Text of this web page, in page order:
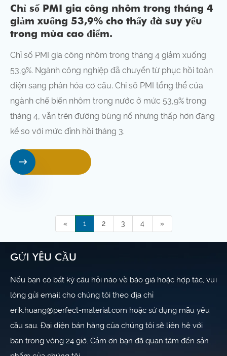
Chỉ số PMI gia công nhôm trong tháng 4
giảm xuống 53,9% cho thấy đà suy yếu
trong mùa cao điểm.
Chỉ số PMI gia công nhôm trong tháng 4 giảm xuống
53,9%. Ngành công nghiệp đã chuyển từ phục hồi toàn
diện sang phân hóa cơ cấu. Chỉ số PMI tổng thể của
ngành chế biến nhôm trong nước ở mức 53,9% trong
tháng 4, vẫn trên đường bùng nổ nhưng thấp hơn đáng
kể so với mức đỉnh hồi tháng 3.

« 1 2 3 4 »
GỬI YÊU CẦU
Nếu bạn có bất kỳ câu hỏi nào về báo giá hoặc hợp tác, vui
lòng gửi email cho chúng tôi theo địa chỉ
erik.huang@perfect-material.com hoặc sử dụng mẫu yêu
cầu sau. Đại diện bán hàng của chúng tôi sẽ liên hệ với
bạn trong vòng 24 giờ. Cảm ơn bạn đã quan tâm đến sản